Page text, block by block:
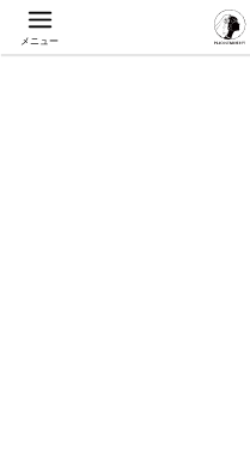
メニュー